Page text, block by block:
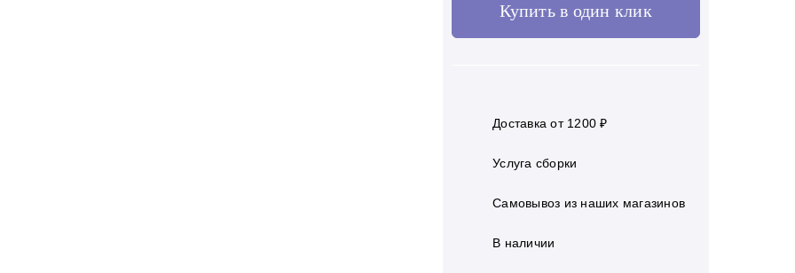
Купить в один клик
Доставка от 1200 ₽
Услуга сборки
Самовывоз из наших магазинов
В наличии